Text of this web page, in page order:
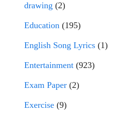
drawing (2)
Education (195)
English Song Lyrics (1)
Entertainment (923)
Exam Paper (2)
Exercise (9)